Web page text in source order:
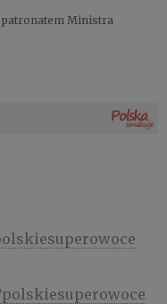
Ministra